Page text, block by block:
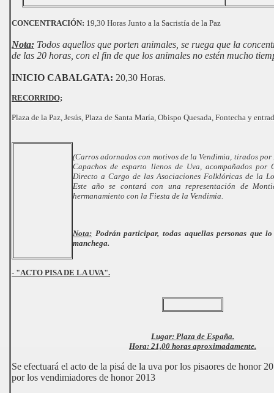
CONCENTRACIÓN: 19,30 Horas Junto a la Sacristía de la Paz
Nota: Todos aquellos que porten animales, se ruega que la
de las 20 horas, con el fin de que los animales no estén mucho
INICIO CABALGATA: 20,30 Horas.
RECORRIDO;
Plaza de la Paz, Jesús, Plaza de Santa María, Obispo Quesada, Fontecha y
(Carros adornados con motivos de la Vendimia, tirados
Capachos de esparto llenos de Uva, acompañados por
Directo a Cargo de las Asociaciones Folklóricas de la
Este año se contará con una representación de
hermanamiento con la Fiesta de la Vendimia.
Nota: Podrán participar, todas aquellas personas que
manchega.
- "ACTO PISA DE LA UVA".
Lugar: Plaza de España.
Hora: 21,00 horas aproximadamente.
Se efectuará el acto de la pisá de la uva por los pisaores de honor
por los vendimiadores de honor 2013